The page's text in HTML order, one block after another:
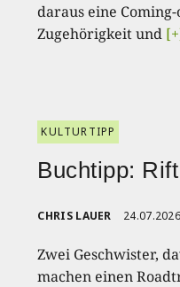
daraus eine
Zugehörigkeit und
KULTURTIPP
Buchtipp: Rift
CHRIS LAUER 24.07.2026
Zwei Geschwister,
machen einen